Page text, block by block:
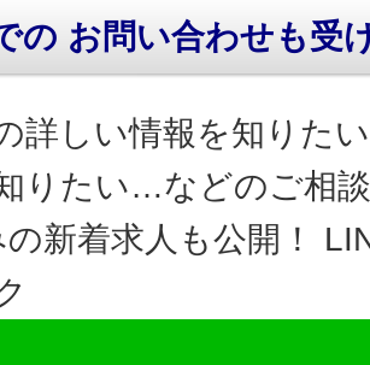
の お問い合わせも受
詳しい情報を知りた
りたい…などのご相
新着求人も公開！